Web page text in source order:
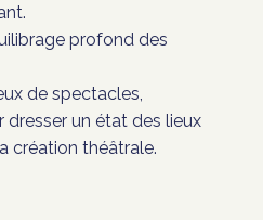
profond des
de spectacles,
un état des lieux
création théâtrale.